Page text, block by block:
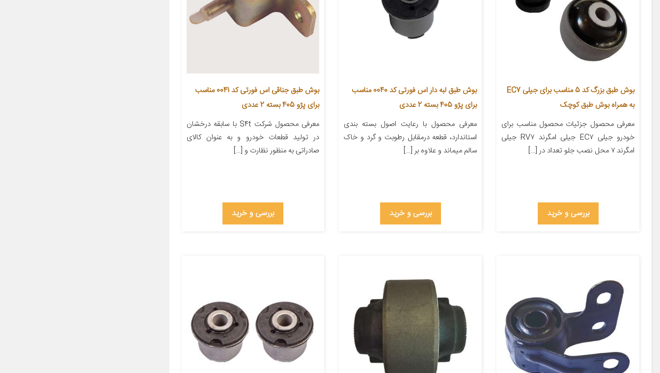
بوش طبق بزرگ کد 5 مناسب برای جیلی EC7
به همراه بوش طبق کوچک
معرفی محصول جزئیات محصول مناسب برای
خودرو جیلی EC۷ جیلی امگرند RV۷ جیلی
امگرند ۷ محل نصب جلو تعداد در […]
بررسی و خرید
بوش طبق لبه دار اس فورتی کد 0040 مناسب
برای پژو 405 بسته 2 عددی
معرفی محصول با رعایت اصول بسته بندی
استاندارد، قطعه درمقابل رطوبت و گرد و خاک
سالم میماند و علاوه بر […]
بررسی و خرید
بوش طبق جناقی اس فورتی کد 0041 مناسب
برای پژو 405 بسته 2 عددی
معرفی محصول شرکت S4t با سابقه درخشان
در تولید قطعات خودرو و به عنوان کالای
صادراتی به منظور نظارت و […]
بررسی و خرید